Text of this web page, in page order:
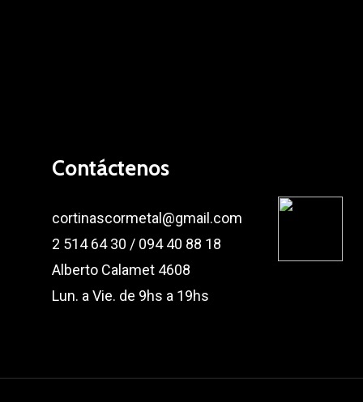
Contáctenos
cortinascormetal@gmail.com
2 514 64 30 / 094 40 88 18
Alberto Calamet 4608
Lun. a Vie. de 9hs a 19hs